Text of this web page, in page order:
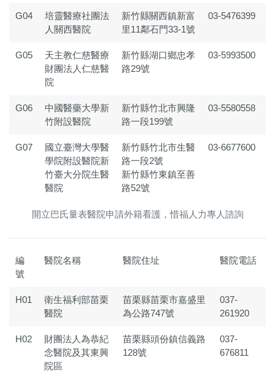
開立巴氏量表醫院申請外籍看護，惜福人力專人諮詢
G04
培靈醫療社團法
人關西醫院
新竹縣關西鎮新富
里11鄰石門33-1號
03-5476399
G05
天主教仁慈醫療
財團法人仁慈醫
院
新竹縣湖口鄉忠孝
路29號
03-5993500
G06
中國醫藥大學新
竹附設醫院
新竹縣竹北市興隆
路一段199號
03-5580558
G07
國立臺灣大學醫
學院附設醫院新
竹臺大分院生醫
醫院
新竹縣竹北市生醫
路一段2號
新竹縣竹東鎮至善
路52號
03-6677600
編
號
醫院名稱 醫院住址 醫院電話
H01
衛生福利部苗栗
醫院
苗栗縣苗栗市嘉盛里
為公路747號
037-
261920
H02
財團法人為恭紀
念醫院及其東興
院區
苗栗縣頭份鎮信義路
128號
037-
676811